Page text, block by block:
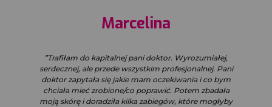
Marcelina
”Trafiłam do kapitalnej pani doktor. Wyrozumiałej,
serdecznej, ale przede wszystkim profesjonalnej. Pani
doktor zapytała się jakie mam oczekiwania i co bym
chciała mieć zrobione/co poprawić. Potem zbadała
moją skórę i doradziła kilka zabiegów, które mogłyby